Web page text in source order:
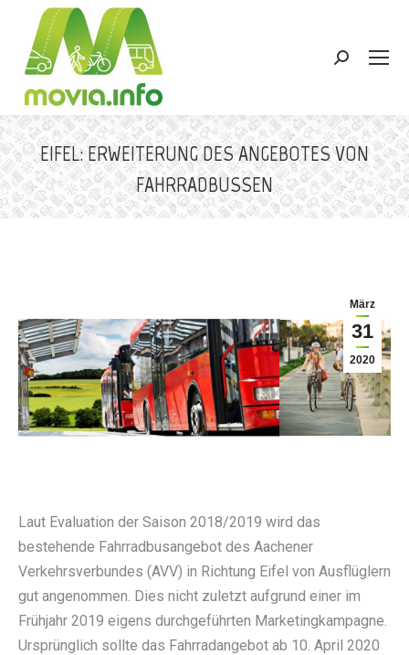
Search:
EIFEL: ERWEITERUNG DES ANGEBOTES VON
FAHRRADBUSSEN
Sie befinden sich hier:
März
31
2020
Laut Evaluation der Saison 2018/2019 wird das
bestehende Fahrradbusangebot des Aachener
Verkehrsverbundes (AVV) in Richtung Eifel von Ausflüglern
gut angenommen. Dies nicht zuletzt aufgrund einer im
Frühjahr 2019 eigens durchgeführten Marketingkampagne.
Ursprünglich sollte das Fahrradangebot ab 10. April 2020